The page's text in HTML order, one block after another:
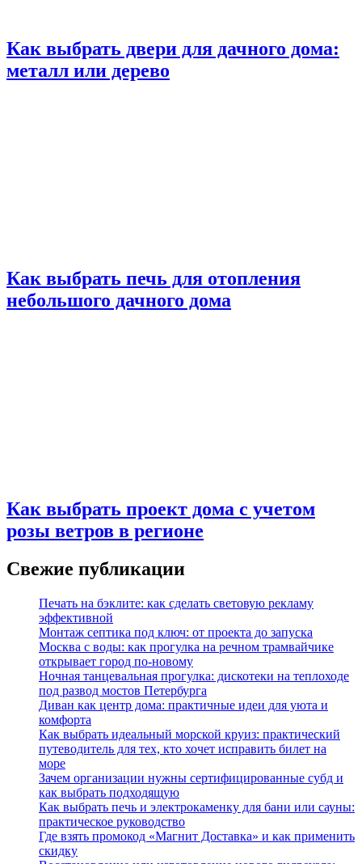
Как выбрать двери для дачного дома:
металл или дерево
Как выбрать печь для отопления
небольшого дачного дома
Как выбрать проект дома с учетом
розы ветров в регионе
Свежие публикации
Печать на бэклите: как сделать световую рекламу
эффективной
Монтаж септика под ключ: от проекта до запуска
Москва с воды: как прогулка на речном трамвайчике
открывает город по‑новому
Ночная танцевальная прогулка: дискотеки на теплоходе
под развод мостов Петербурга
Диван как центр дома: практичные идеи для уюта и
комфорта
Как выбрать идеальный морской круиз: практический
путеводитель для тех, кто хочет исправить билет на
море
Зачем организации нужны сертифицированные субд и
как выбрать подходящую
Как выбрать печь и электрокаменку для бани или сауны:
практическое руководство
Где взять промокод «Магнит Доставка» и как применить
скидку